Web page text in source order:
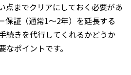
点までクリアにしておく必要があ
保証（通常1〜2年）を延長する
続きを代行してくれるかどうか
ポイントです。